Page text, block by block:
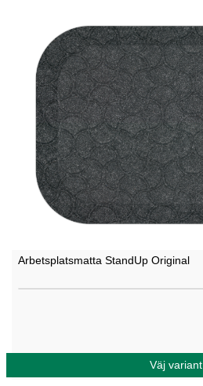
Arbetsplatsmatta StandUp Original
Väj variant